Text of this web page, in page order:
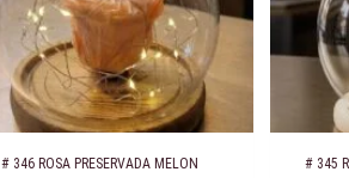
# 346 ROSA PRESERVADA MELON # 345